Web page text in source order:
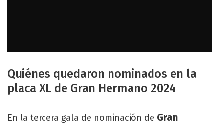
Quiénes quedaron nominados en la
placa XL de Gran Hermano 2024
En la tercera gala de nominación de Gran